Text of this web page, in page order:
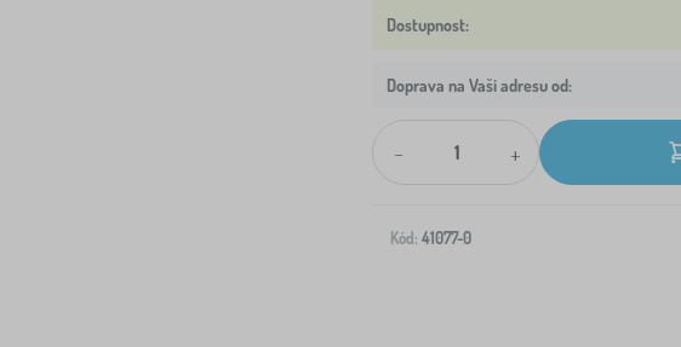
Doprava na Vaši adresu od:
- +
Kód: 41077-0